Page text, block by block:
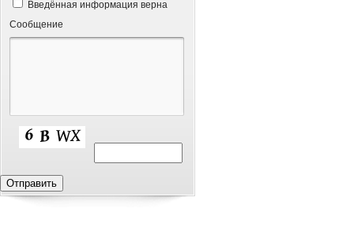
Введённая информация верна
Сообщение